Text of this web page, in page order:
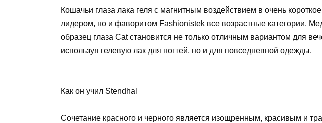
Кошачьи глаза лака геля с магнитным воздействием в очень
лидером, но и фаворитом Fashionistek все возрастные категории.
образец глаза Cat становится не только отличным вариантом для
используя гелевую лак для ногтей, но и для повседневной одежды.
Как он учил Stendhal
Сочетание красного и черного является изощренным, красивым и